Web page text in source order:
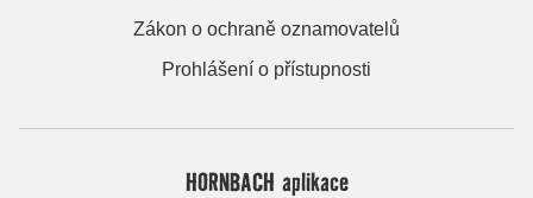
Zákon o ochraně oznamovatelů
Prohlášení o přístupnosti
HORNBACH aplikace